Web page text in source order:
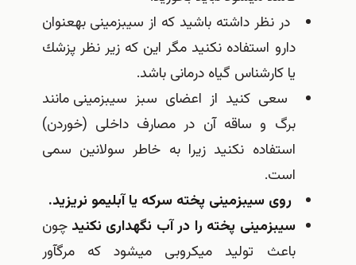
در نظر داشته باشید كه از سیب‎زمینی به‎عنوان
دارو استفاده نكنید مگر این كه زیر نظر پزشك
یا كارشناس گیاه درمانی باشد.
سعی كنید از اعضای سبز سیب‎زمینی مانند
برگ و ساقه آن در مصارف داخلی (خوردن)
استفاده نكنید زیرا به خاطر سولانین سمی
است.
روی سیب‎زمینی پخته سركه یا آبلیمو نریزید.
سیب‎زمینی پخته را در آب نگهداری نكنید
چون
باعث تولید میكروبی می‎شود كه مرگ‎آور